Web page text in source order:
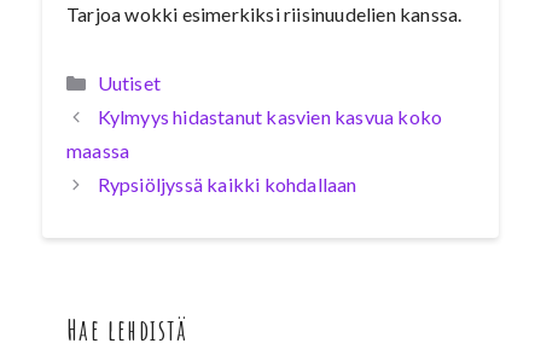
Tarjoa wokki esimerkiksi riisinuudelien kanssa.
Kategoriat
Uutiset
Kylmyys hidastanut kasvien kasvua koko
maassa
Rypsiöljyssä kaikki kohdallaan
Hae lehdistä